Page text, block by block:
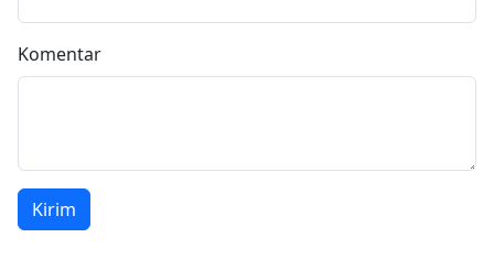
Komentar
Kirim